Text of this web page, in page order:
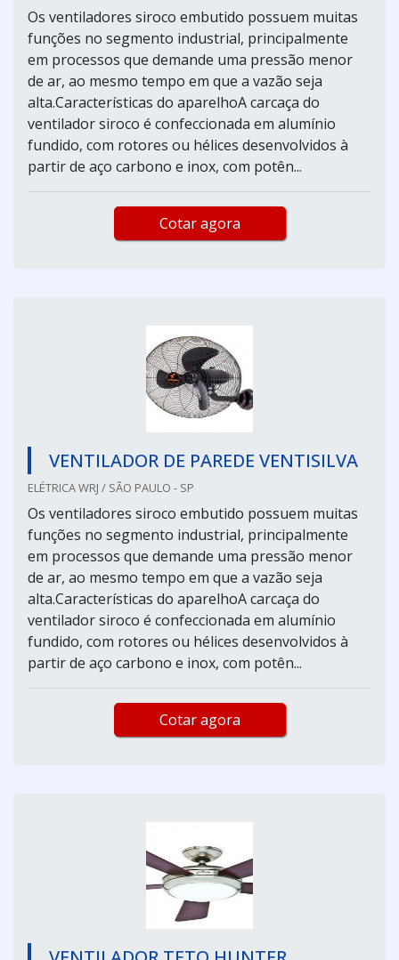
Os ventiladores siroco embutido possuem muitas
funções no segmento industrial, principalmente
em processos que demande uma pressão menor
de ar, ao mesmo tempo em que a vazão seja
alta.Características do aparelhoA carcaça do
ventilador siroco é confeccionada em alumínio
fundido, com rotores ou hélices desenvolvidos à
partir de aço carbono e inox, com potên...
Cotar agora
VENTILADOR DE PAREDE VENTISILVA
ELÉTRICA WRJ / SÃO PAULO - SP
Os ventiladores siroco embutido possuem muitas
funções no segmento industrial, principalmente
em processos que demande uma pressão menor
de ar, ao mesmo tempo em que a vazão seja
alta.Características do aparelhoA carcaça do
ventilador siroco é confeccionada em alumínio
fundido, com rotores ou hélices desenvolvidos à
partir de aço carbono e inox, com potên...
Cotar agora